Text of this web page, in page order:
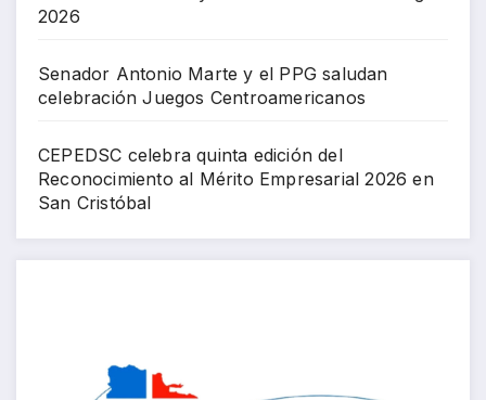
2026
Senador Antonio Marte y el PPG saludan
celebración Juegos Centroamericanos
CEPEDSC celebra quinta edición del
Reconocimiento al Mérito Empresarial 2026 en
San Cristóbal